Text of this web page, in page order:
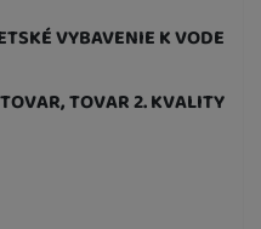
VYBAVENIE K VODE
TOVAR 2. KVALITY